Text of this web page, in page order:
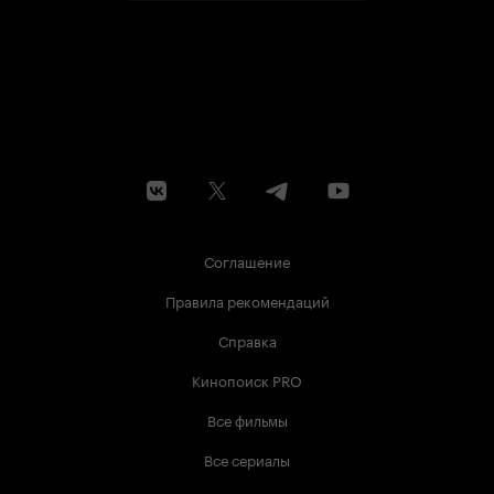
Соглашение
Правила рекомендаций
Справка
Кинопоиск PRO
Все фильмы
Все сериалы